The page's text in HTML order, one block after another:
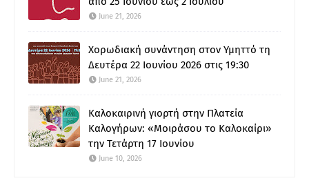
June 21, 2026
Χορωδιακή συνάντηση στον Υμηττό τη
Δευτέρα 22 Ιουνίου 2026 στις 19:30
June 21, 2026
Καλοκαιρινή γιορτή στην Πλατεία
Καλογήρων: «Μοιράσου το Καλοκαίρι»
την Τετάρτη 17 Ιουνίου
June 10, 2026